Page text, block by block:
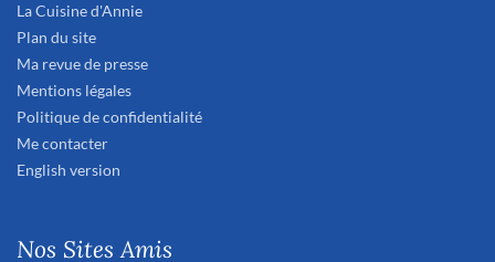
La Cuisine d'Annie
Plan du site
Ma revue de presse
Mentions légales
Politique de confidentialité
Me contacter
English version
Nos Sites Amis